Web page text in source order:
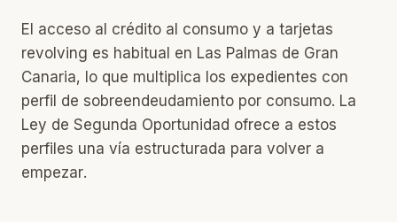
El acceso al crédito al consumo y a tarjetas
revolving es habitual en Las Palmas de Gran
Canaria, lo que multiplica los expedientes con
perfil de sobreendeudamiento por consumo. La
Ley de Segunda Oportunidad ofrece a estos
perfiles una vía estructurada para volver a
empezar.